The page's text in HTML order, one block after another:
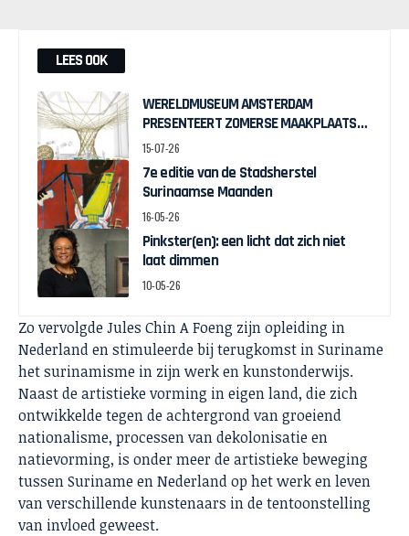
LEES OOK
WERELDMUSEUM AMSTERDAM
PRESENTEERT ZOMERSE MAAKPLAATS
MUCH TO DO WITH BAMBOO
15-07-26
7e editie van de Stadsherstel
Surinaamse Maanden
16-05-26
Pinkster(en): een licht dat zich niet
laat dimmen
10-05-26
Zo vervolgde Jules Chin A Foeng zijn opleiding in
Nederland en stimuleerde bij terugkomst in Suriname
het surinamisme in zijn werk en kunstonderwijs.
Naast de artistieke vorming in eigen land, die zich
ontwikkelde tegen de achtergrond van groeiend
nationalisme, processen van dekolonisatie en
natievorming, is onder meer de artistieke beweging
tussen Suriname en Nederland op het werk en leven
van verschillende kunstenaars in de tentoonstelling
van invloed geweest.